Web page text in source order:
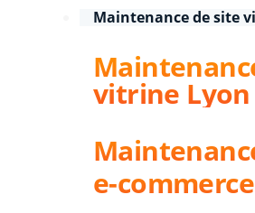
Maintenance de site
vitrine Lyon
e-